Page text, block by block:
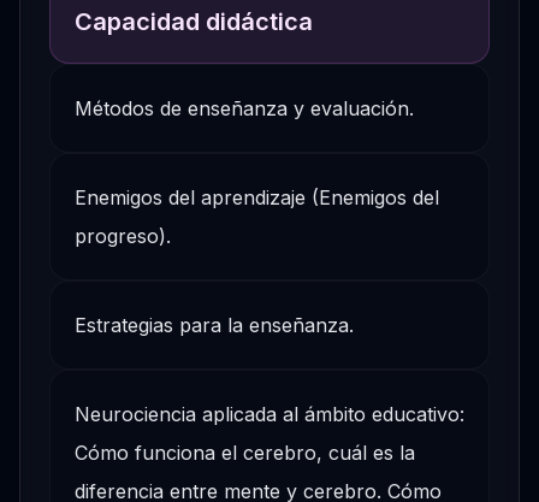
Capacidad didáctica
Métodos de enseñanza y evaluación.
Enemigos del aprendizaje (Enemigos del
progreso).
Estrategias para la enseñanza.
Neurociencia aplicada al ámbito educativo:
Cómo funciona el cerebro, cuál es la
diferencia entre mente y cerebro. Cómo